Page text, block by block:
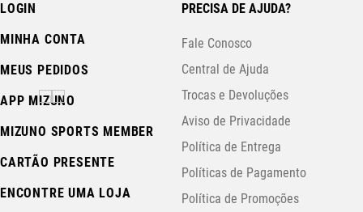
LOGIN
MINHA CONTA
MEUS PEDIDOS
APP MIZUNO
MIZUNO SPORTS MEMBER
CARTÃO PRESENTE
ENCONTRE UMA LOJA
PRECISA DE AJUDA?
Fale Conosco
Central de Ajuda
Trocas e Devoluções
Aviso de Privacidade
Política de Entrega
Políticas de Pagamento
Política de Promoções